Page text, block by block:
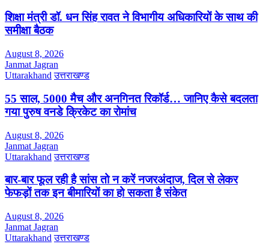
शिक्षा मंत्री डॉ. धन सिंह रावत ने विभागीय अधिकारियों के साथ की
समीक्षा बैठक
August 8, 2026
Janmat Jagran
Uttarakhand उत्तराखण्ड
55 साल, 5000 मैच और अनगिनत रिकॉर्ड… जानिए कैसे बदलता
गया पुरुष वनडे क्रिकेट का रोमांच
August 8, 2026
Janmat Jagran
Uttarakhand उत्तराखण्ड
बार-बार फूल रही है सांस तो न करें नजरअंदाज, दिल से लेकर
फेफड़ों तक इन बीमारियों का हो सकता है संकेत
August 8, 2026
Janmat Jagran
Uttarakhand उत्तराखण्ड